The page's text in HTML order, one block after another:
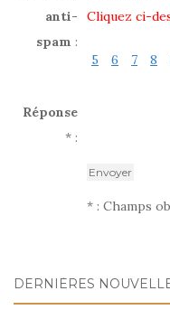
anti-
spam :
Cliquez ci-
5 6 7 8
Réponse
* :
* : Champs
DERNIÈRES